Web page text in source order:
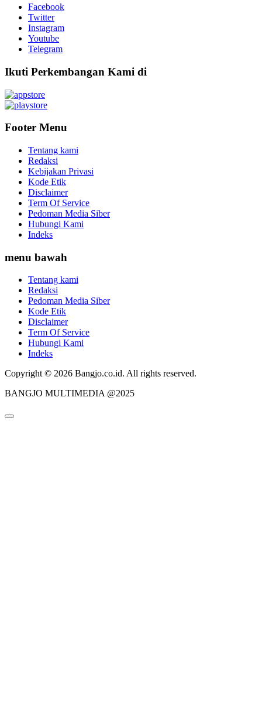
Facebook
Twitter
Instagram
Youtube
Telegram
Ikuti Perkembangan Kami di
Footer Menu
Tentang kami
Redaksi
Kebijakan Privasi
Kode Etik
Disclaimer
Term Of Service
Pedoman Media Siber
Hubungi Kami
Indeks
menu bawah
Tentang kami
Redaksi
Pedoman Media Siber
Kode Etik
Disclaimer
Term Of Service
Hubungi Kami
Indeks
Copyright © 2026 Bangjo.co.id. All rights reserved.
BANGJO MULTIMEDIA @2025